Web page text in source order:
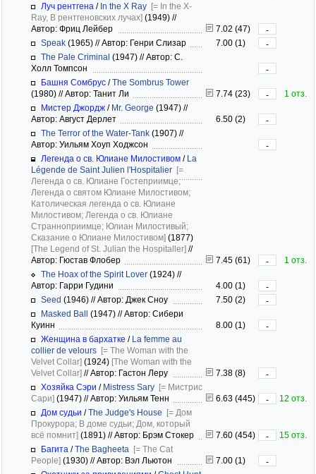
Луч рентгена / In the X Ray [= In the X-
Ray, В рентгеновских лучах] (1949) //
Автор: Фриц Лейбер
7.02 (47)
-
Speak (1965) //Автор: Генри Слизар 7.00 (1)
-
The Pale Criminal (1947) //Автор: С.
Холл Томпсон
-
Башня Сомбрус /The Sombrus Tower
(1980) //Автор: Танит Ли 7.74 (23) -
1 отз.
Мистер Джордж / Mr. George (1947) //
Автор: Август Дерлет
6.50 (2)
-
The Terror of the Water-Tank (1907) //
Автор: Уильям Хоуп Ходжсон
-
Легенда о св. Юлиане Милостивом / La
Légende de Saint Julien l'Hospitalier [=
Легенда о св. Юлиане Гостеприимце;
Легенда о святом Юлиане Милостивом;
Католическая легенда о св. Юлиане
Милостивом; Легенда о св. Юлиане
Странноприимце; Юлиан Милостивый;
Сказание о Юлиане Милостивом] (1877)
[The Legend of St. Julian the Hospitaller] //
Автор: Гюстав Флобер
7.45 (61) -
1 отз.
The Hoax of the Spirit Lover (1924) //
Автор: Гарри Гудини
4.00 (1)
-
Seed (1946) //Автор: Джек Сноу 7.50 (2)
-
Masked Ball (1947) //Автор: Сибери
Куинн
8.00 (1)
-
Женщина в бархатке / La femme au
collier de velours [= The Woman with the
Velvet Collar] (1924) [The Woman with the
Velvet Collar] //Автор: Гастон Леру 7.38 (8)
-
Хозяйка Сэри / Mistress Sary [= Мистрис
Сари] (1947) //Автор: Уильям Тенн 6.63 (445) -
12 отз.
Дом судьи /The Judge's House [= Дом
Прокурора; В доме судьи; Дом, который
всё помнит] (1891) //Автор: Брэм Стокер 7.60 (454) -
15 отз.
Багита /The Bagheeta [= The Cat
People] (1930) //Автор: Вэл Льютон 7.00 (1)
-